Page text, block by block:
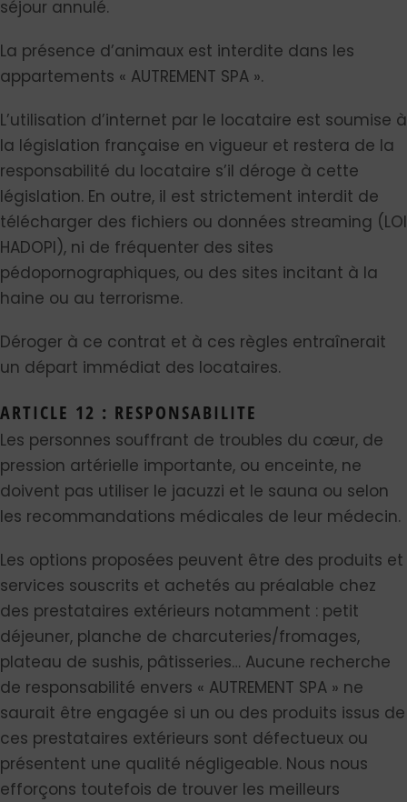
séjour annulé.
La présence d’animaux est interdite dans les
appartements « AUTREMENT SPA ».
L’utilisation d’internet par le locataire est soumise à
la législation française en vigueur et restera de la
responsabilité du locataire s’il déroge à cette
législation. En outre, il est strictement interdit de
télécharger des fichiers ou données streaming (LOI
HADOPI), ni de fréquenter des sites
pédopornographiques, ou des sites incitant à la
haine ou au terrorisme.
Déroger à ce contrat et à ces règles entraînerait
un départ immédiat des locataires.
ARTICLE 12 : RESPONSABILITE
Les personnes souffrant de troubles du cœur, de
pression artérielle importante, ou enceinte, ne
doivent pas utiliser le jacuzzi et le sauna ou selon
les recommandations médicales de leur médecin.
Les options proposées peuvent être des produits et
services souscrits et achetés au préalable chez
des prestataires extérieurs notamment : petit
déjeuner, planche de charcuteries/fromages,
plateau de sushis, pâtisseries… Aucune recherche
de responsabilité envers « AUTREMENT SPA » ne
saurait être engagée si un ou des produits issus de
ces prestataires extérieurs sont défectueux ou
présentent une qualité négligeable. Nous nous
efforçons toutefois de trouver les meilleurs